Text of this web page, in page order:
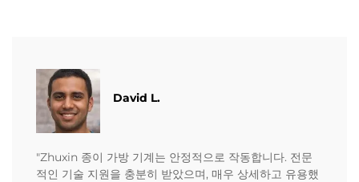
David L.
"Zhuxin 종이 가방 기계는 안정적으로 작동합니다. 전문
적인 기술 지원을 충분히 받았으며, 매우 상세하고 유용했